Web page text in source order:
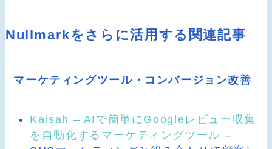
Nullmarkをさらに活用する関連記事
マーケティングツール・コンバージョン改善
Kaisah – AIで簡単にGoogleレビュー収集
を自動化するマーケティングツール –